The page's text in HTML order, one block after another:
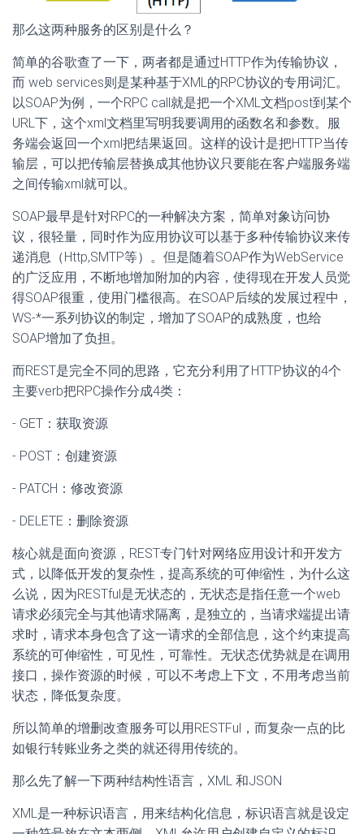
那么这两种服务的区别是什么？
简单的谷歌查了一下，两者都是通过HTTP作为传输协议，
而 web services则是某种基于XML的RPC协议的专用词汇。
以SOAP为例，一个RPC call就是把一个XML文档post到某个
URL下，这个xml文档里写明我要调用的函数名和参数。服
务端会返回一个xml把结果返回。这样的设计是把HTTP当传
输层，可以把传输层替换成其他协议只要能在客户端服务端
之间传输xml就可以。
SOAP最早是针对RPC的一种解决方案，简单对象访问协
议，很轻量，同时作为应用协议可以基于多种传输协议来传
递消息（Http,SMTP等）。但是随着SOAP作为WebService
的广泛应用，不断地增加附加的内容，使得现在开发人员觉
得SOAP很重，使用门槛很高。在SOAP后续的发展过程中，
WS-*一系列协议的制定，增加了SOAP的成熟度，也给
SOAP增加了负担。
而REST是完全不同的思路，它充分利用了HTTP协议的4个
主要verb把RPC操作分成4类：
- GET：获取资源
- POST：创建资源
- PATCH：修改资源
- DELETE：删除资源
核心就是面向资源，REST专门针对网络应用设计和开发方
式，以降低开发的复杂性，提高系统的可伸缩性，为什么这
么说，因为RESTful是无状态的，无状态是指任意一个web
请求必须完全与其他请求隔离，是独立的，当请求端提出请
求时，请求本身包含了这一请求的全部信息，这个约束提高
系统的可伸缩性，可见性，可靠性。无状态优势就是在调用
接口，操作资源的时候，可以不考虑上下文，不用考虑当前
状态，降低复杂度。
所以简单的增删改查服务可以用RESTFul，而复杂一点的比
如银行转账业务之类的就还得用传统的。
那么先了解一下两种结构性语言，XML 和JSON
XML是一种标识语言，用来结构化信息，标识语言就是设定